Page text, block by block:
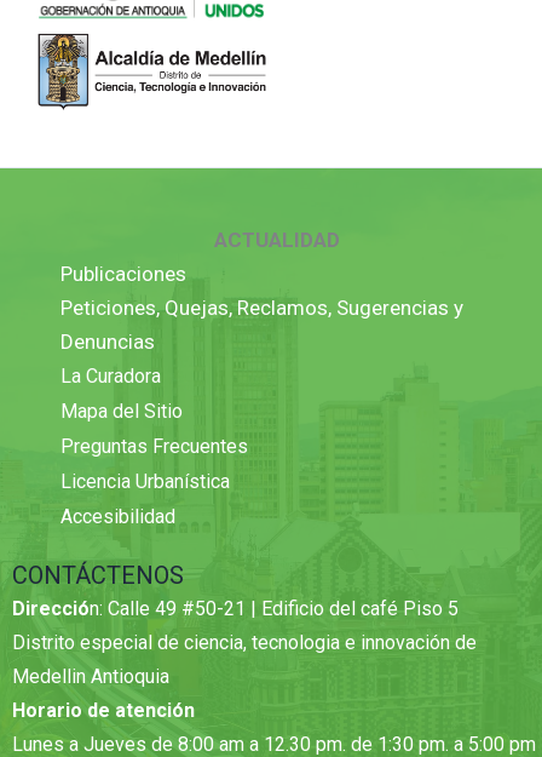
ACTUALIDAD
Publicaciones
Peticiones, Quejas, Reclamos, Sugerencias y
Denuncias
La Curadora
Mapa del Sitio
Preguntas Frecuentes
Licencia Urbanística
Accesibilidad
CONTÁCTENOS
Dirección: Calle 49 #50-21 | Edificio del café Piso 5
Distrito especial de ciencia, tecnologia e innovación de
Medellin Antioquia
Horario de atención
Lunes a Jueves de 8:00 am a 12.30 pm. de 1:30 pm. a 5:00 pm